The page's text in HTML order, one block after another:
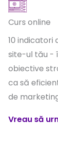
Curs online
10
site-ul tău -
obiective
ca să
de
Vreau să